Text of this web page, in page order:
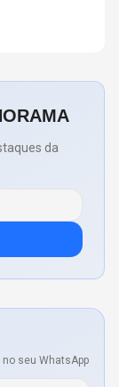
da
seu WhatsApp